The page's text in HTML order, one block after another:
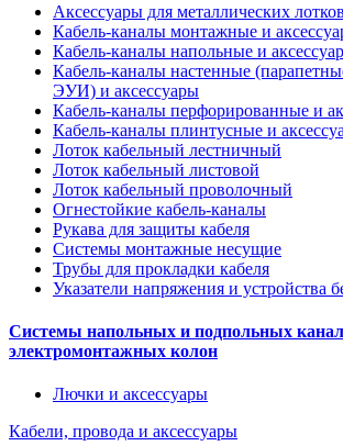
Аксессуары для металлических
Кабель-каналы монтажные и
Кабель-каналы напольные и
Кабель-каналы настенные
ЭУИ) и аксессуары
Кабель-каналы перфорированные и
Кабель-каналы плинтусные и
Лоток кабельный лестничный
Лоток кабельный листовой
Лоток кабельный проволочный
Огнестойкие кабель-каналы
Рукава для защиты кабеля
Системы монтажные несущие
Трубы для прокладки кабеля
Указатели напряжения и устройства
Системы напольных и подпольных
электромонтажных колон
Лючки и аксессуары
Кабели, провода и аксессуары